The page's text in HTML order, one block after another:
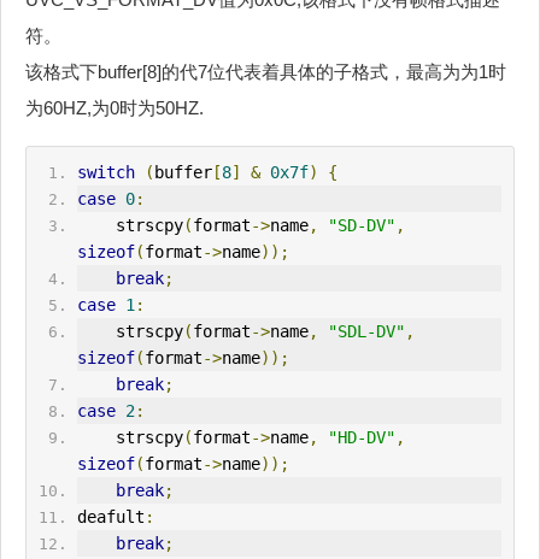
符。
该格式下buffer[8]的代7位代表着具体的子格式，最高为为1时
为60HZ,为0时为50HZ.
switch ( buffer[8] & 0x7f)
{
case 0:
    strscpy
(format->name, "SD-DV" ,
sizeof(format->name));
break;
case 1 :
    strscpy
(format->name, "SDL-DV" ,
sizeof(format->name));
break;
case 2:
    strscpy
(format->name, "HD-DV" ,
sizeof(format->name));
break;
deafult :
break;